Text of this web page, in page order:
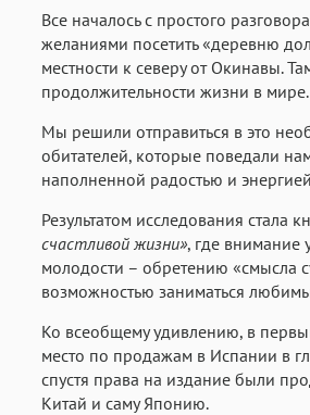
Все началось с простого
желаниями посетить «деревню
местности к северу от Окинавы.
продолжительности жизни в мире.
Мы решили отправиться в это
обитателей, которые поведали
наполненной радостью и
Результатом исследования стала
счастливой жизни», где внимание
молодости – обретению «смысла
возможностью заниматься
Ко всеобщему удивлению, в
место по продажам в Испании в
спустя права на издание были
Китай и саму Японию.